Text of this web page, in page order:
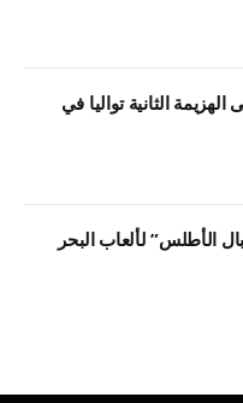
الثانية تواليا في
الأطلس” لألعاب البحر